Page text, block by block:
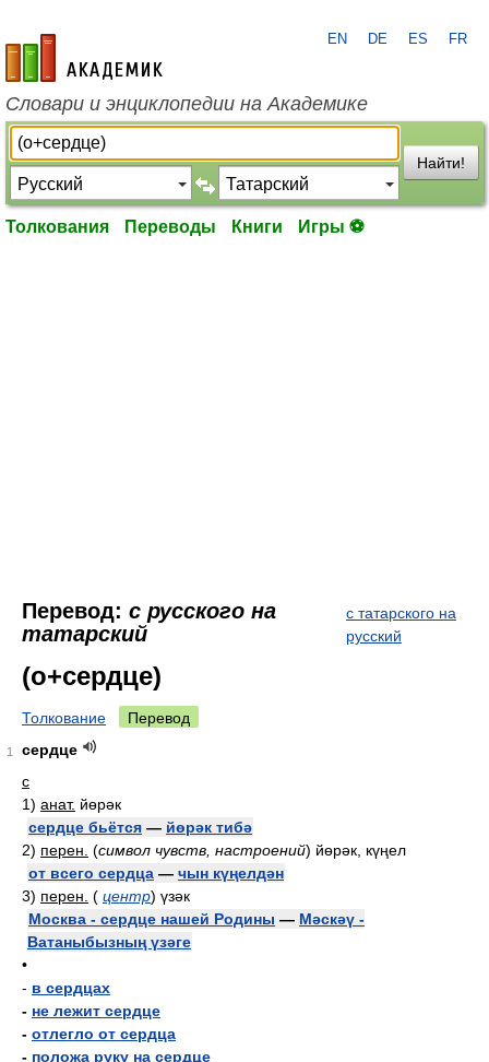
academic.ru
EN DE ES FR
Словари и энциклопедии на Академике
Найти!
Толкования Переводы Книги Игры ⚽
Перевод: с русского на
татарский
с татарского на
русский
(о+сердце)
Толкование Перевод
1
сердце
с
1) анат. йөрәк
сердце бьётся — йөрәк тибә
2) перен. (символ чувств, настроений) йөрәк, күңел
от всего сердца — чын күңелдән
3) перен. ( центр) үзәк
Москва - сердце нашей Родины — Мәскәү -
Ватаныбызның үзәге
•
- в сердцах
- не лежит сердце
- отлегло от сердца
- положа руку на сердце